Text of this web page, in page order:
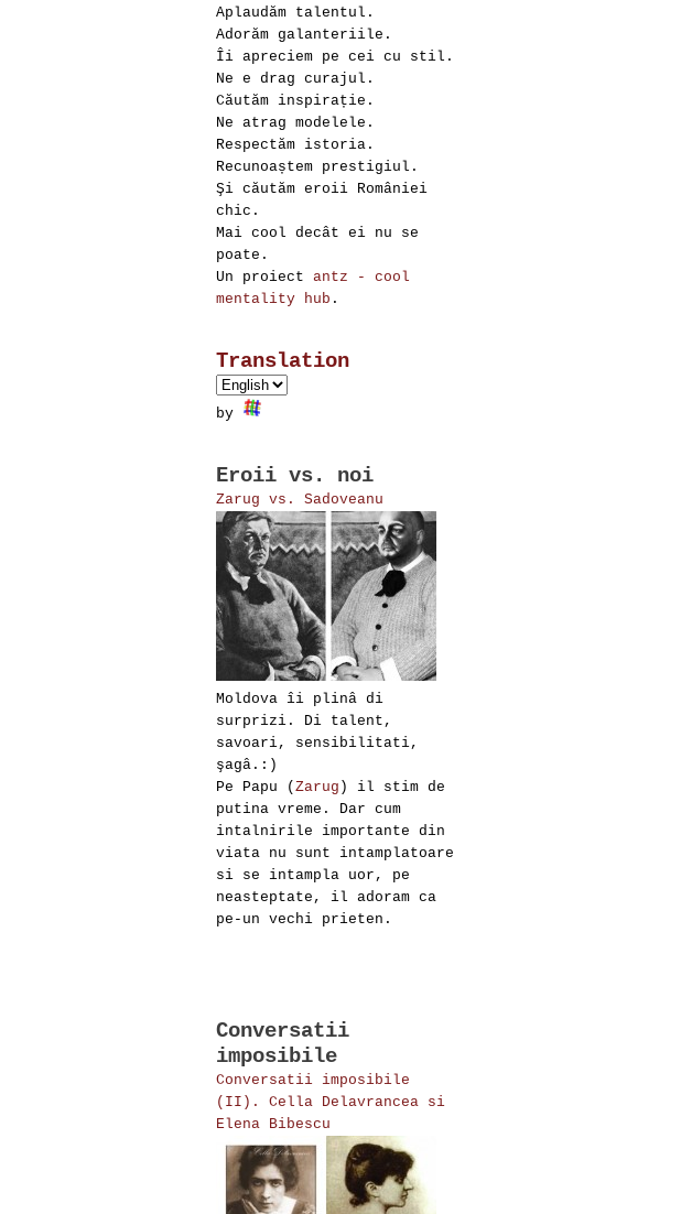
Aplaudăm talentul.
Adorăm galanteriile.
Îi apreciem pe cei cu stil.
Ne e drag curajul.
Căutăm inspirație.
Ne atrag modelele.
Respectăm istoria.
Recunoaștem prestigiul.
Şi căutăm eroii României
chic.
Mai cool decât ei nu se
poate.
Un proiect antz - cool
mentality hub .
Translation
by
Eroii vs. noi
Zarug vs. Sadoveanu
Moldova îi plinâ di
surprizi. Di talent,
savoari, sensibilitati,
şagâ.:)
Pe Papu ( Zarug ) il stim de
putina vreme. Dar cum
intalnirile importante din
viata nu sunt intamplatoare
si se intampla uor, pe
neasteptate, il adoram ca
pe-un vechi prieten.
Conversatii
imposibile
Conversatii imposibile
(II). Cella Delavrancea si
Elena Bibescu